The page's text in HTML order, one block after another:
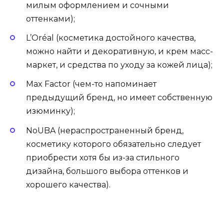
милым оформлением и сочными
оттенками);
L’Oréal (косметика достойного качества,
можно найти и декоративную, и крем масс-
маркет, и средства по уходу за кожей лица);
Max Factor (чем-то напоминает
предыдущий бренд, но имеет собственную
изюминку);
NoUBA (нераспространенный бренд,
косметику которого обязательно следует
приобрести хотя бы из-за стильного
дизайна, большого выбора оттенков и
хорошего качества).